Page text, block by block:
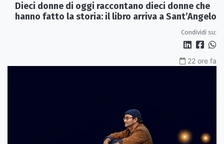
Dieci donne di oggi raccontano dieci donne che
hanno fatto la storia: il libro arriva a Sant’Angelo
Condividi su:
22 ore fa